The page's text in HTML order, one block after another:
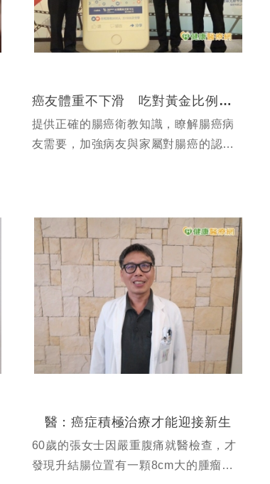
癌友體重不下滑 吃對黃金比例是關鍵
提供正確的腸癌衛教知識，瞭解腸癌病
友需要，加強病友與家屬對腸癌的認
醫：癌症積極治療才能迎接新生
60歲的張女士因嚴重腹痛就醫檢查，才
發現升結腸位置有一顆8cm大的腫瘤，